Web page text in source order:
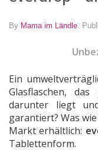
By Mama im Ländle
Ein
Glasflaschen,
darunter liegt
garantiert? Was
Markt erhältlich:
Tablettenform.